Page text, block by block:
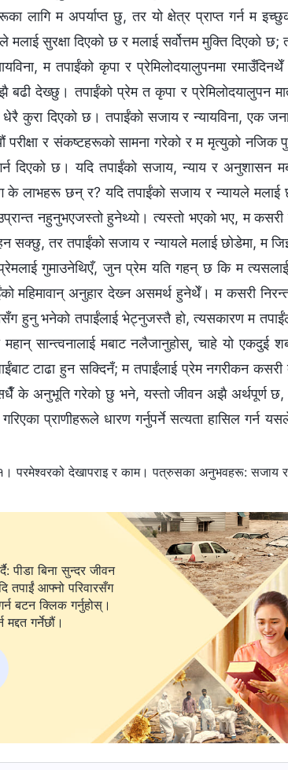
म अपर्याप्त छु, तर यो क्षेत्र प्राप्त गर्न म
सुरक्षा दिएको छ र मलाई सर्वोत्तम मुक्ति दिएको छ;
म तपाईंको कृपा र प्रेमिलोदयालुपनमा
देख्‍छु। तपाईंको प्रेम त कृपा र प्रेमिलोदयालुपन
कुरा दिएको छ। तपाईंको सजाय र न्यायविना, एक जना
र संकष्टहरूको सामना गरेको र म मृत्युको नजिक
दिएको छ। यदि तपाईंको सजाय, न्याय र अनुशासन
के लाभहरू छन् र? यदि तपाईंको सजाय र न्यायले मलाई
नहुनुभएजस्तो हुनेथ्यो। त्यस्तो भएको भए, म
सक्छु, तर तपाईंको सजाय र न्यायले मलाई छोडेमा, म
गुमाउनेथिएँ, जुन प्रेम यति गहन् छ कि म
महिमावान् अनुहार देख्‍न असमर्थ हुनेथेँ। म कसरी
हुनु भनेको तपाईंलाई भेट्नुजस्तै हो, त्यसकारण म
महान् सान्त्वनालाई मबाट नलैजानुहोस्, चाहे यो एकदुई
टाढा हुन सक्दिनँ; म तपाईंलाई प्रेम नगरीकन
के अनुभूति गरेको छु भने, यस्तो जीवन अझै अर्थपूर्ण
प्राणीहरूले धारण गर्नुपर्ने सत्यता हासिल गर्न
देखापराइ र काम। पत्रुसका अनुभवहरू: सजाय र
पीडा बिना सुन्दर जीवन
तपाईं आफ्नो परिवारसँग
बटन क्लिक गर्नुहोस्।
गर्नेछौं।